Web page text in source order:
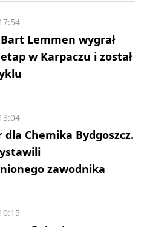
Bart Lemmen wygrał
w Karpaczu i został
dla Chemika Bydgoszcz.
zawodnika